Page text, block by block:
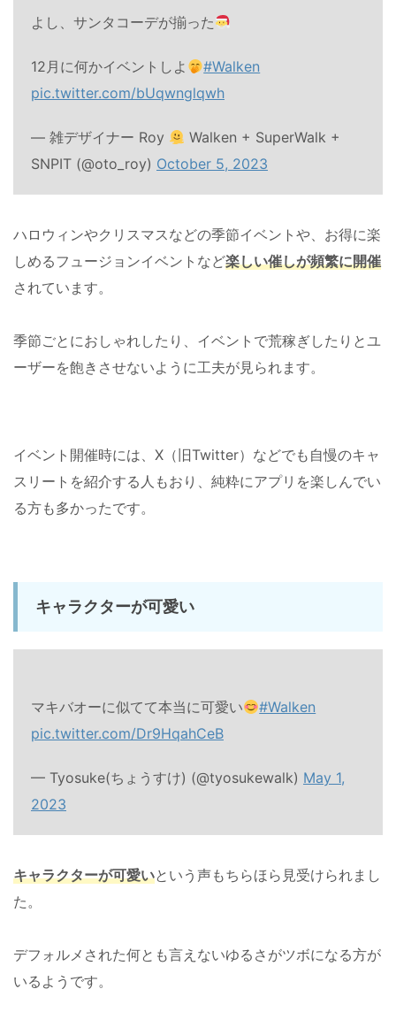
よし、サンタコーデが揃った
12月に何かイベントしよ
#Walken
pic.twitter.com/bUqwnglqwh
— 雑デザイナー Roy
Walken + SuperWalk +
SNPIT (@oto_roy) October 5, 2023
ハロウィンやクリスマスなどの季節イベントや、お得に楽
しめるフュージョンイベントなど楽しい催しが頻繁に開催
されています。
季節ごとにおしゃれしたり、イベントで荒稼ぎしたりとユ
ーザーを飽きさせないように工夫が見られます。
イベント開催時には、X（旧Twitter）などでも自慢のキャ
スリートを紹介する人もおり、純粋にアプリを楽しんでい
る方も多かったです。
キャラクターが可愛い
マキバオーに似てて本当に可愛い
#Walken
pic.twitter.com/Dr9HqahCeB
— Tyosuke(ちょうすけ) (@tyosukewalk) May 1,
2023
キャラクターが可愛いという声もちらほら見受けられまし
た。
デフォルメされた何とも言えないゆるさがツボになる方が
いるようです。